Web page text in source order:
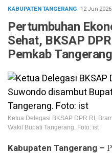
KABUPATEN TANGERANG· 12 Jun 2026
Pertumbuhan
Sehat, BKSAP
Pemkab Tangerang
Ketua Delegasi BKSAP DPR RI,
Wakil Bupati Tangerang. Foto: ist
Kabupaten Tangerang –